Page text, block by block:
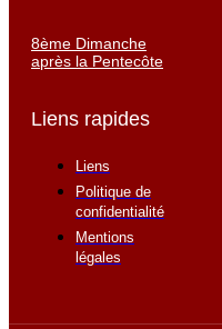
8ème Dimanche
après la Pentecôte
Liens rapides
Liens
Politique de
confidentialité
Mentions
légales